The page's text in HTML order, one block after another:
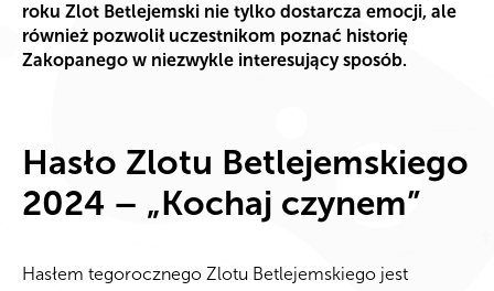
roku Zlot Betlejemski nie tylko dostarcza emocji, ale
również pozwolił uczestnikom poznać historię
Zakopanego w niezwykle interesujący sposób.
Hasło Zlotu Betlejemskiego
2024 – „Kochaj czynem”
Hasłem tegorocznego Zlotu Betlejemskiego jest